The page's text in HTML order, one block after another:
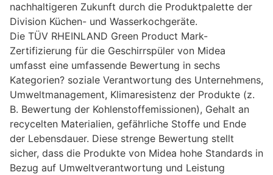
nachhaltigeren Zukunft durch die Produktpalette der
Division Küchen- und Wasserkochgeräte.
Die TÜV RHEINLAND Green Product Mark-
Zertifizierung für die Geschirrspüler von Midea
umfasst eine umfassende Bewertung in sechs
Kategorien? soziale Verantwortung des Unternehmens,
Umweltmanagement, Klimaresistenz der Produkte (z.
B. Bewertung der Kohlenstoffemissionen), Gehalt an
recycelten Materialien, gefährliche Stoffe und Ende
der Lebensdauer. Diese strenge Bewertung stellt
sicher, dass die Produkte von Midea hohe Standards in
Bezug auf Umweltverantwortung und Leistung